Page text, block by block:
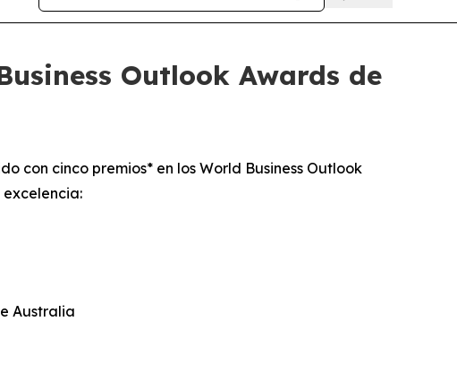
Outlook Awards de
con cinco premios* en los World Business Outlook
excelencia:
Australia